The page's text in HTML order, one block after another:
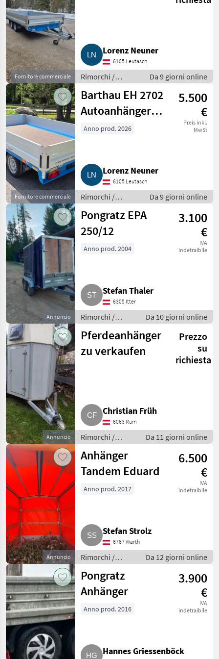
Fornitore commerciale
Lorenz Neuner
6105 Leutasch
Rimorchi /
Rimorchi per auto
Da 9 giorni online
Fornitore commerciale
Barthau EH 2702
Autoanhänger
Anhänger
5.500
€
Preis inkl.
MwSt
Anno prod. 2026
Lorenz Neuner
6105 Leutasch
Rimorchi /
Rimorchi per auto
Da 9 giorni online
Annuncio
Pongratz EPA
250/12
3.100
€
IVA
indetraibile
Anno prod. 2004
Stefan Thaler
6305 Itter
Rimorchi /
Rimorchi per
auto
Da 10 giorni online
Annuncio
Pferdeanhänger
zu verkaufen
Prezzo
su
richiesta
Christian Früh
6063 Rum
Rimorchi /
Rimorchi per
auto
Da 11 giorni online
Annuncio
Anhänger
Tandem Eduard
6.500
€
IVA
indetraibile
Anno prod. 2017
Stefan Strolz
6767 Warth
Rimorchi /
Rimorchi per
auto
Da 12 giorni online
Pongratz
Anhänger
3.900
€
IVA
indetraibile
Anno prod. 2016
Hannes Griessenböck